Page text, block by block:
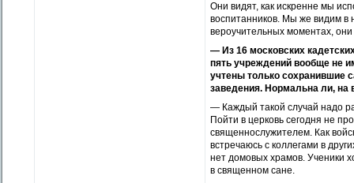
Они видят, как искренне мы
воспитанников. Мы же видим в
вероучительных моментах,
— Из 16 московских
пять учреждений вообще не
учтены только сохранившие
заведения. Нормальна ли, на
— Каждый такой случай надо
Пойти в церковь сегодня не
священнослужителем. Как
встречаюсь с коллегами в
нет домовых храмов. Ученики
в священном сане.